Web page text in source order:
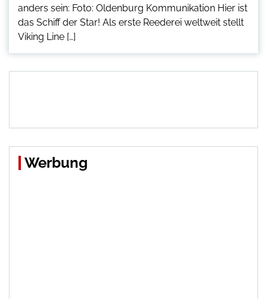
anders sein: Foto: Oldenburg Kommunikation Hier ist
das Schiff der Star! Als erste Reederei weltweit stellt
Viking Line […]
Werbung